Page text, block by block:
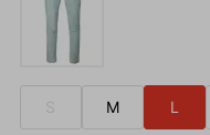
S M L